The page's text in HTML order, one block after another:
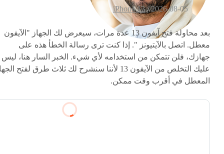
2026-08-05 /
iPhone 13
بعد محاولة فتح آيفون 13 عدة مرات، سيعرض لك الجهاز "الآيفون
معطل. اتصل بالآيتيونز ". إذا كنت ترى رسالة الخطأ هذه على
جهازك، فلن تتمكن من استخدامه لأي شيء. الخبر السار هنا، ليس
عليك التخلص من الآيفون 13 لأننا سنشرح لك ثلاث طرق لفتح
المعطل في أقرب وقت ممكن.